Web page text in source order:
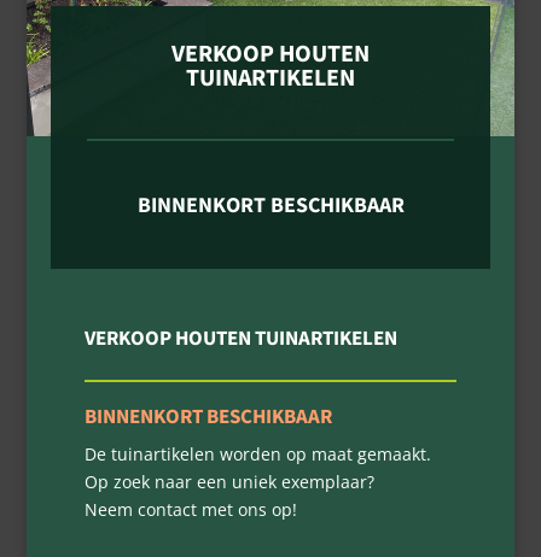
VERKOOP HOUTEN
TUINARTIKELEN
BINNENKORT BESCHIKBAAR
VERKOOP HOUTEN TUINARTIKELEN
BINNENKORT BESCHIKBAAR
De tuinartikelen worden op maat gemaakt.
Op zoek naar een uniek exemplaar?
Neem contact met ons op!